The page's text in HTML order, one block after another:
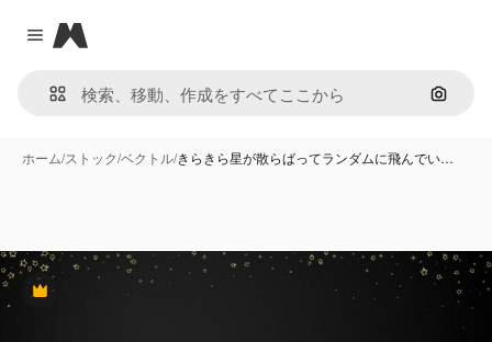
Close menu
Magnific
画像で
ホーム/ストック/ベクトル/きらきら星が散らばってランダムに飛んでい…
Premium